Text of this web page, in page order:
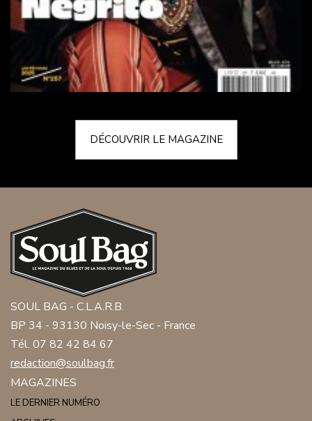
DÉCOUVRIR LE MAGAZINE
SOUL BAG - C.L.A.R.B.
BP 34 - 93130 Noisy-le-Sec - France
Tél. 07 82 42 84 67
redaction@soulbag.fr
MAGAZINES
LE DERNIER NUMÉRO